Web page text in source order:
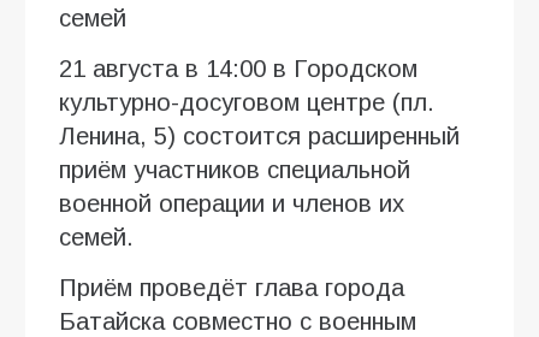
семей
21 августа в 14:00 в Городском
культурно-досуговом центре (пл.
Ленина, 5) состоится расширенный
приём участников специальной
военной операции и членов их
семей.
Приём проведёт глава города
Батайска совместно с военным